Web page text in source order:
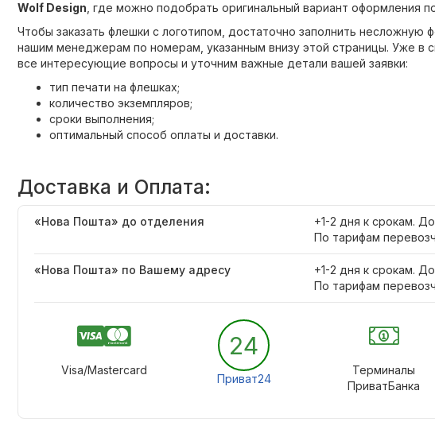
Wolf Design , где можно подобрать оригинальный вариант оформления
Чтобы заказать флешки с логотипом, достаточно заполнить несложную
нашим менеджерам по номерам, указанным внизу этой страницы. Уже в
все интересующие вопросы и уточним важные детали вашей заявки:
тип печати на флешках;
количество экземпляров;
сроки выполнения;
оптимальный способ оплаты и доставки.
Доставка и Оплата:
«Нова Пошта» до отделения +1-2 дня к срокам.
По тарифам
«Нова Пошта» по Вашему адресу
+1-2 дня к срокам.
По тарифам
Visa/Mastercard
24
Приват24
Терминалы
ПриватБанка